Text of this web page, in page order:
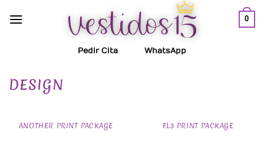
0
Pedir Cita WhatsApp
DESIGN
ANOTHER PRINT PACKAGE FL3 PRINT PACKAGE